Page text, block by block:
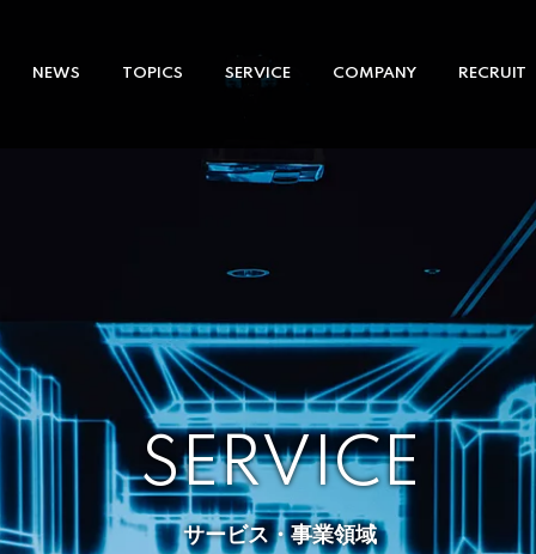
NEWS TOPICS SERVICE COMPANY RECRUIT
SERVICE
サービス・事業領域